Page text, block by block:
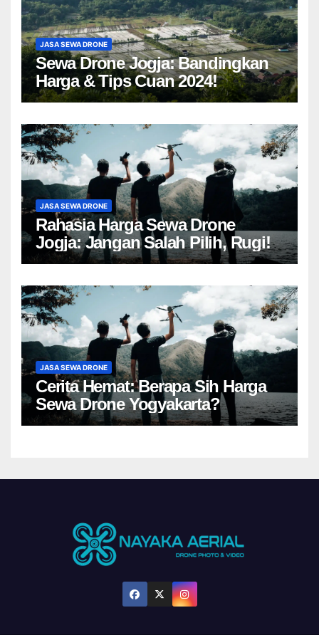
JASA SEWA DRONE
Sewa Drone Jogja: Bandingkan
Harga & Tips Cuan 2024!
JASA SEWA DRONE
Rahasia Harga Sewa Drone
Jogja: Jangan Salah Pilih, Rugi!
JASA SEWA DRONE
Cerita Hemat: Berapa Sih Harga
Sewa Drone Yogyakarta?